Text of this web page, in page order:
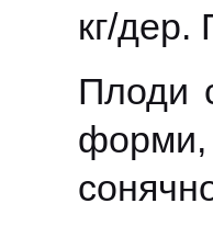
кг/дер.
Плоди
форми,